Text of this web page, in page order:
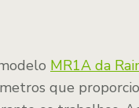
MR1A da
que